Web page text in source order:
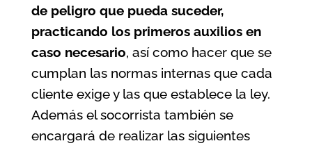
de peligro que pueda suceder,
practicando los primeros auxilios en
caso necesario, así como hacer que se
cumplan las normas internas que cada
cliente exige y las que establece la ley.
Además el socorrista también se
encargará de realizar las siguientes